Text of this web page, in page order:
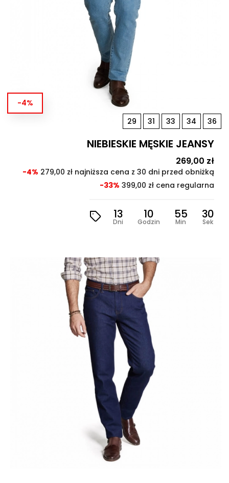
-4%
29 31 33 34 36
NIEBIESKIE MĘSKIE JEANSY
Cena
269,00 zł
-4% 279,00 zł najniższa cena z 30 dni przed obniżką
-33% 399,00 zł cena regularna
13
Dni
10
Godzin
55
Min
29
Sek